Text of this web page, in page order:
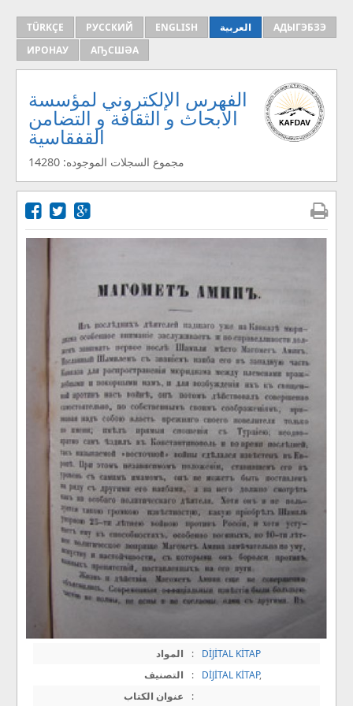
TÜRKÇE РУССКИЙ ENGLISH العربية
АДЫГЭБЗЭ
ИРОНАУ
АҦСШӘА
الفهرس الإلكتروني لمؤسسة
الأبحاث و الثقافة و التضامن
القفقاسية
مجموع السجلات الموجوده: 14280
المواد :
DİJİTAL KİTAP
التصنيف
: DİJİTAL KİTAP,
عنوان الكتاب
: